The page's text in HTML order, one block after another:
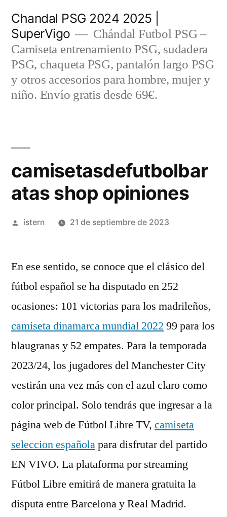
contenido
Chandal PSG 2024 2025 |
SuperVigo
Chándal Futbol PSG –
Camiseta entrenamiento PSG, sudadera
PSG, chaqueta PSG, pantalón largo PSG
y otros accesorios para hombre, mujer y
niño. Envío gratis desde 69€.
camisetasdefutbolbar
atas shop opiniones
Publicado
istern 21 de septiembre de 2023
En ese sentido, se conoce que el clásico del
fútbol español se ha disputado en 252
ocasiones: 101 victorias para los madrileños,
camiseta dinamarca mundial 2022 99 para los
blaugranas y 52 empates. Para la temporada
2023/24, los jugadores del Manchester City
vestirán una vez más con el azul claro como
color principal. Solo tendrás que ingresar a la
página web de Fútbol Libre TV, camiseta
seleccion españolapara disfrutar del partido
EN VIVO. La plataforma por streaming
Fútbol Libre emitirá de manera gratuita la
disputa entre Barcelona y Real Madrid.